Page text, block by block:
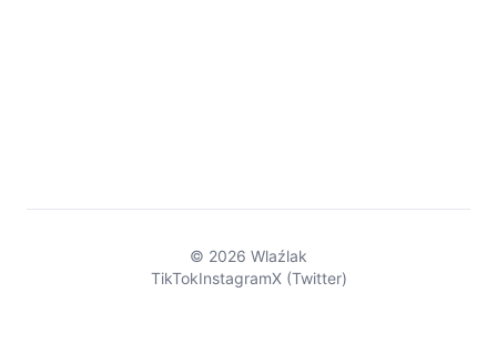
© 2026 Wlaźlak
TikTokInstagramX (Twitter)